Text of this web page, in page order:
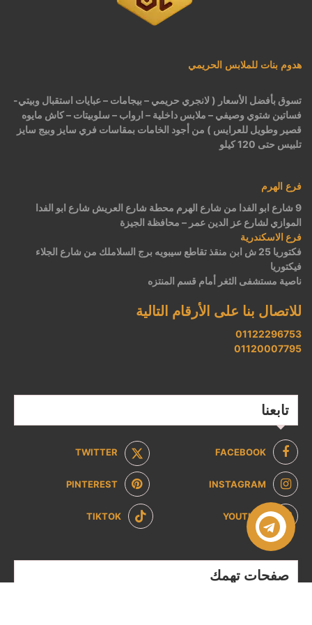
هدوم بنات للملابس الحريمي
تسوق بأفضل الأسعار ( لانجري حريمي – بيجامات – عبايات استقبال وبيتي-
فساتين شتوي وصيفي – ملابس داخلية – ارواب – سلوبيتات – كاش مايوه
قصير وطويل للعرايس ) من أجود الخامات بمقاسات فري سايز وبيج سايز
تلبيس حتى 120 كيلو
فرع الهرم
9 شارع ابو الفدا من شارع الهرم محطة شارع العريش شارع ابو الفدا
الموازي لشارع عز الدين عمر – محافظة الجيزة
فرع الاسكندرية
فكتوريا 25 ش ابن منقذ تقاطع سيبويه برج السلاملك من شارع الجلاء
فيكتوريا
ناصية مستشفى الثغر أمام قسم المنتزه
للاتصال بنا على الأرقام التالية
01122296753
01120007795
تابعنا
FACEBOOK
TWITTER
INSTAGRAM
PINTEREST
YOUTUBE
TIKTOK
صفحات تهمك